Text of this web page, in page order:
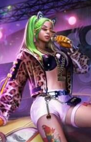
Free Fire
ఆయుధాలు,
Fire అప్డేట్